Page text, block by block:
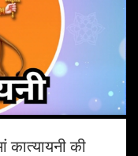
कात्यायनी की